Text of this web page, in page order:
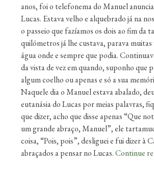
anos, foi o telefonema do Manuel
Lucas. Estava velho e alquebrado já na
o passeio que fazíamos os dois ao fim da
quilómetros já lhe custava, parava muitas
água onde e sempre que podia.
da vista de vez em quando, suponho que
algum coelho ou apenas e só a sua
Naquele dia o Manuel estava abalado,
eutanásia do Lucas por meias palavras,
que dizer, acho que disse apenas “Que
um grande abraço, Manuel”, ele
coisa, “Pois, pois”, desliguei e fui dizer à
abraçados a pensar no Lucas.Continue